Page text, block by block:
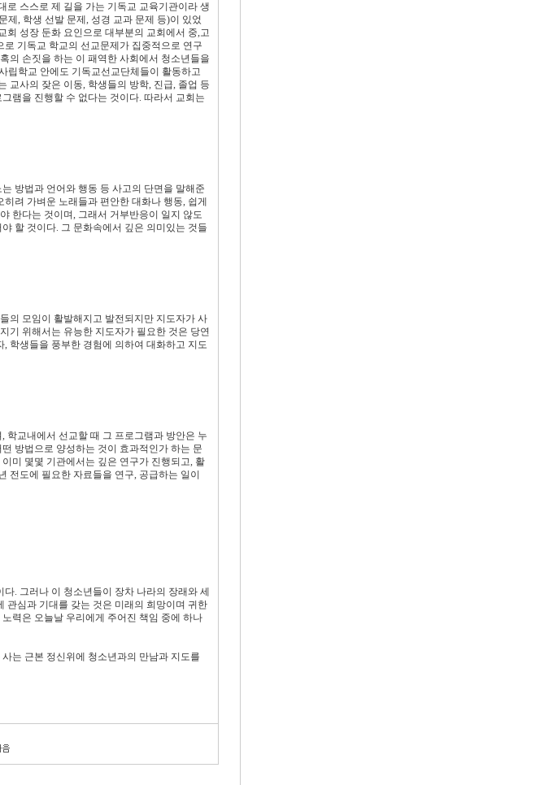
로 스스로 제 길을 가는 기독교 교육기관이라 생
제, 학생 선발 문제, 성경 교과 문제 등)이 있었
회 성장 둔화 요인으로 대부분의 교회에서 중,고
기독교 학교의 선교문제가 집중적으로 연구
의 손짓을 하는 이 패역한 사회에서 청소년들을
립학교 안에도 기독교선교단체들이 활동하고
교사의 잦은 이동, 학생들의 방학, 진급, 졸업 등
램을 진행할 수 없다는 것이다. 따라서 교회는
방법과 언어와 행동 등 사고의 단면을 말해준
려 가벼운 노래들과 편안한 대화나 행동, 쉽게
한다는 것이며, 그래서 거부반응이 일지 않도
할 것이다. 그 문화속에서 깊은 의미있는 것들
의 모임이 활발해지고 발전되지만 지도자가 사
기 위해서는 유능한 지도자가 필요한 것은 당연
학생들을 풍부한 경험에 의하여 대화하고 지도
학교내에서 선교할 때 그 프로그램과 방안은 누
방법으로 양성하는 것이 효과적인가 하는 문
미 몇몇 기관에서는 깊은 연구가 진행되고, 활
전도에 필요한 자료들을 연구, 공급하는 일이
. 그러나 이 청소년들이 장차 나라의 장래와 세
관심과 기대를 갖는 것은 미래의 희망이며 귀한
력은 오늘날 우리에게 주어진 책임 중에 하나
사는 근본 정신위에 청소년과의 만남과 지도를